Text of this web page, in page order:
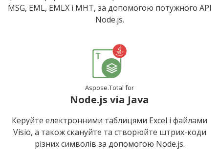
MSG, EML, EMLX і MHT, за допомогою потужного API
Node.js.
Aspose.Total for
Node.js via Java
Керуйте електронними таблицями Excel і файлами
Visio, а також скануйте та створюйте штрих-коди
різних символів за допомогою Node.js.